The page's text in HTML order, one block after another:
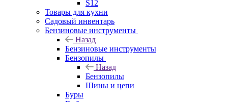
S12
Товары для кухни
Садовый инвентарь
Бензиновые инструменты
Назад
Бензиновые инструменты
Бензопилы
Назад
Бензопилы
Шины и цепи
Буры